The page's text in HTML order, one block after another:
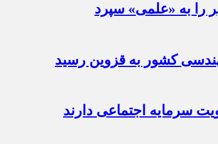
به «علمی» سپرد
کشور به قزوین رسید
سرمایه اجتماعی دارند